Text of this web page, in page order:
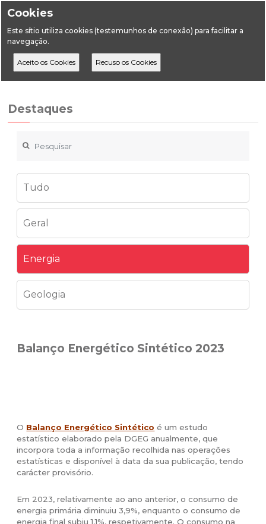
Cookies
Este sítio utiliza cookies (testemunhos de conexão) para facilitar a
navegação.
HomeDestaques Energia Balanço Energético Sintético 2023
Destaques
Tudo
Geral
Energia
Geologia
Balanço Energético Sintético 2023
O Balanço Energético Sintético é um estudo
estatístico elaborado pela DGEG anualmente, que
incorpora toda a informação recolhida nas operações
estatísticas e disponível à data da sua publicação, tendo
carácter provisório.
Em 2023, relativamente ao ano anterior, o consumo de
energia primária diminuiu 3,9%, enquanto o consumo de
energia final subiu 1,1%, respetivamente. O consumo na